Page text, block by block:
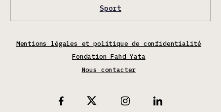
Sport
Mentions légales et politique de confidentialité
Fondation Fahd Yata
Nous contacter
Facebook
X Instagram Linkedin